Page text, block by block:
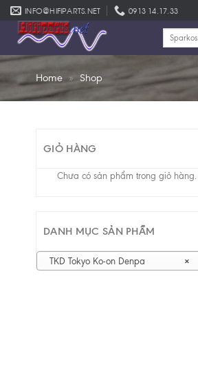
Skip
to
content
INFO@HIFIPARTS.NET 0913 14.17.33
Tìm
kiếm:
Home » Shop
GIỎ HÀNG
Chưa có sản phẩm trong giỏ hàng.
DANH MỤC SẢN PHẨM
×
TKD Tokyo Ko-on Denpa